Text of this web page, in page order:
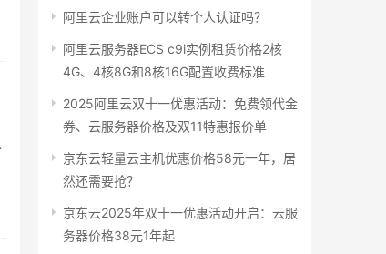
阿里云企业账户可以转个人认证吗？
阿里云服务器ECS c9i实例租赁价格2核
4G、4核8G和8核16G配置收费标准
2025阿里云双十一优惠活动：免费领代金
券、云服务器价格及双11特惠报价单
京东云轻量云主机优惠价格58元一年，居
然还需要抢？
京东云2025年双十一优惠活动开启：云服
务器价格38元1年起